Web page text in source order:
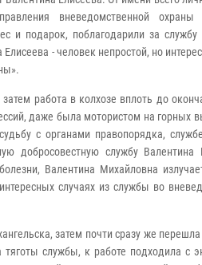
вневедомственной охраны
и подарок, поблагодарили за
- человек непростой, но
работа в колхозе вплоть до
даже была мотористом на горных
с органами правопорядка,
добросовестную службу Валентина
Валентина Михайловна
случаях из службы во
затем почти сразу же
службы, к работе подходила с